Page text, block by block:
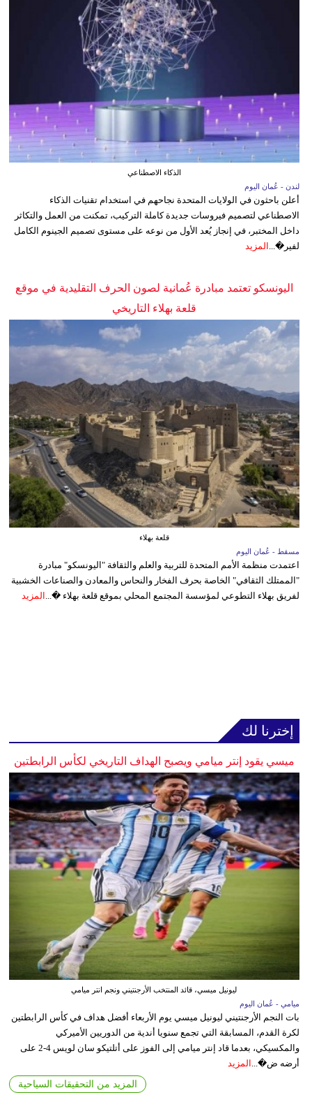
الذكاء الاصطناعي
لندن - عُمان اليوم
أعلن باحثون في الولايات المتحدة نجاحهم في استخدام تقنيات الذكاء
الاصطناعي لتصميم فيروسات جديدة كاملة التركيب، تمكنت من العمل والتكاثر
داخل المختبر، في إنجاز يُعد الأول من نوعه على مستوى تصميم الجينوم الكامل
لفير�...
المزيد
اليونسكو تعتمد مبادرة عُمانية لصون الحرف التقليدية في موقع
قلعة بهلاء التاريخي
قلعة بهلاء
مسقط - عُمان اليوم
اعتمدت منظمة الأمم المتحدة للتربية والعلم والثقافة "اليونسكو" مبادرة
"الممتلك الثقافي" الخاصة بحرف الفخار والنحاس والمعادن والصناعات الخشبية
لفريق بهلاء التطوعي لمؤسسة المجتمع المحلي بموقع قلعة بهلاء �... المزيد
إخترنا لك
ميسي يقود إنتر ميامي ويصبح الهداف التاريخي لكأس الرابطتين
ليونيل ميسي، قائد المنتخب الأرجنتيني ونجم انتر ميامي
ميامي - عُمان اليوم
بات النجم الأرجنتيني ليونيل ميسي يوم الأربعاء أفضل هداف في كأس الرابطتين
لكرة القدم، المسابقة التي تجمع سنويا أندية من الدوريين الأميركي
والمكسيكي، بعدما قاد إنتر ميامي إلى الفوز على أتلتيكو سان لويس 4-2 على
أرضه ض�... المزيد
المزيد من التحقيقات السياحية